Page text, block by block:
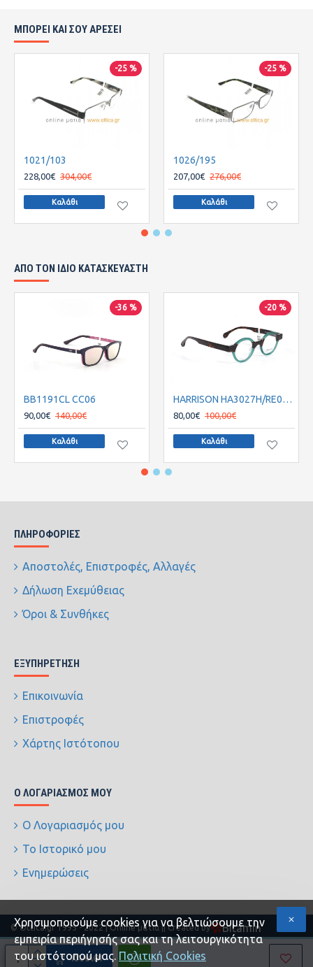
ΚΑΛΆΘΙ
ΜΠΟΡΕΙ ΚΑΙ ΣΟΥ ΑΡΕΣΕΙ
-25 %
1021/103
228,00€ 304,00€
Καλάθι
-25 %
1026/195
207,00€ 276,00€
Καλάθι
ΑΠΌ ΤΟΝ ΊΔΙΟ ΚΑΤΑΣΚΕΥΑΣΤΉ
-36 %
BB1191CL CC06
90,00€ 140,00€
Καλάθι
-20 %
HARRISON HA3027H/RE08 41
80,00€ 100,00€
Καλάθι
ΠΛΗΡΟΦΟΡΊΕΣ
Αποστολές, Επιστροφές, Αλλαγές
Δήλωση Εχεμύθειας
Όροι & Συνθήκες
ΕΞΥΠΗΡΈΤΗΣΗ
Επικοινωνία
Επιστροφές
Χάρτης Ιστότοπου
Ο ΛΟΓΑΡΙΑΣΜΌΣ ΜΟΥ
Ο Λογαριασμός μου
Το Ιστορικό μου
Ενημερώσεις
© Ottica.gr 1995 - 2022 | Online ματιά || Created by Bitamin
Xρησιμοποιούμε cookies για να βελτιώσουμε την
εμπειρία περιήγησής σας και τη λειτουργικότητα
του ιστότοπού μας. Πολιτική Cookies